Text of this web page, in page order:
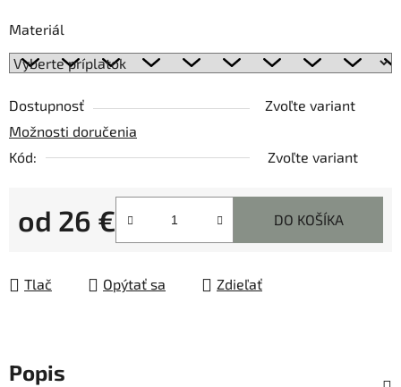
Materiál
Dostupnosť
Zvoľte variant
Možnosti doručenia
Kód:
Zvoľte variant
od 26 €
Jednotková cena:
DO KOŠÍKA
Tlač Opýtať sa Zdieľať
Popis